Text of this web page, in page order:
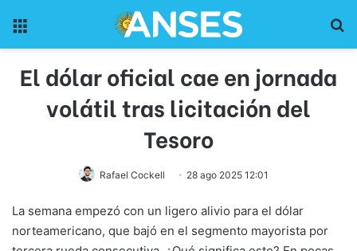
El dólar oficial cae en jornada
volátil tras licitación del
Tesoro
Rafael Cockell 28 ago 2025 12:01
La semana empezó con un ligero alivio para el dólar
norteamericano, que bajó en el segmento mayorista por